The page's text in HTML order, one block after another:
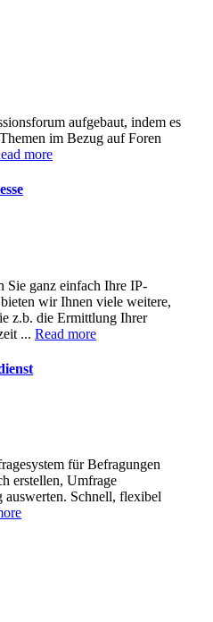
aufgebaut, indem es
im Bezug auf Foren
more
Sie ganz einfach Ihre IP-
wir Ihnen viele weitere,
z.b. die Ermittlung Ihrer
... Read more
für Befragungen
erstellen, Umfrage
Schnell, flexibel